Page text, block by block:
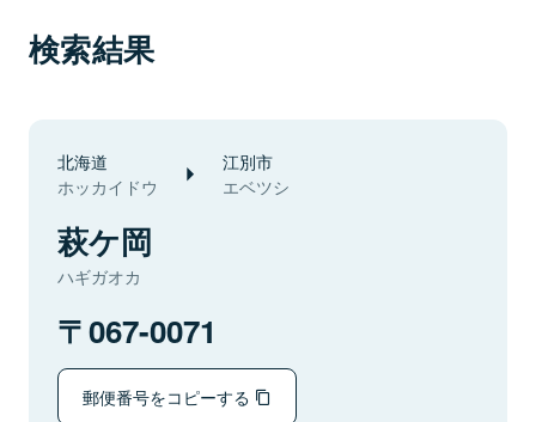
検索結果
北海道
ホッカイドウ
江別市
エベツシ
萩ケ岡
ハギガオカ
067-0071
郵便番号をコピーする